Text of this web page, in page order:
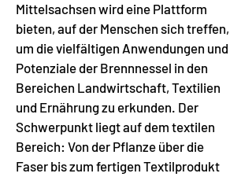
Mittelsachsen wird eine Plattform
bieten, auf der Menschen sich treffen,
um die vielfältigen Anwendungen und
Potenziale der Brennnessel in den
Bereichen Landwirtschaft, Textilien
und Ernährung zu erkunden. Der
Schwerpunkt liegt auf dem textilen
Bereich: Von der Pflanze über die
Faser bis zum fertigen Textilprodukt